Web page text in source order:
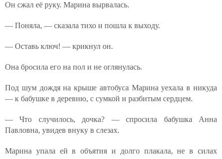
Он сжал её руку. Марина вырвалась.
— Поняла, — сказала тихо и пошла к выходу.
— Оставь ключ! — крикнул он.
Она бросила его на пол и не оглянулась.
Под шум дождя на крыше автобуса Марина уехала в никуда
— к бабушке в деревню, с сумкой и разбитым сердцем.
— Что случилось, дочка? — спросила бабушка Анна
Павловна, увидев внуку в слезах.
Марина упала ей в объятия и долго плакала, не в силах